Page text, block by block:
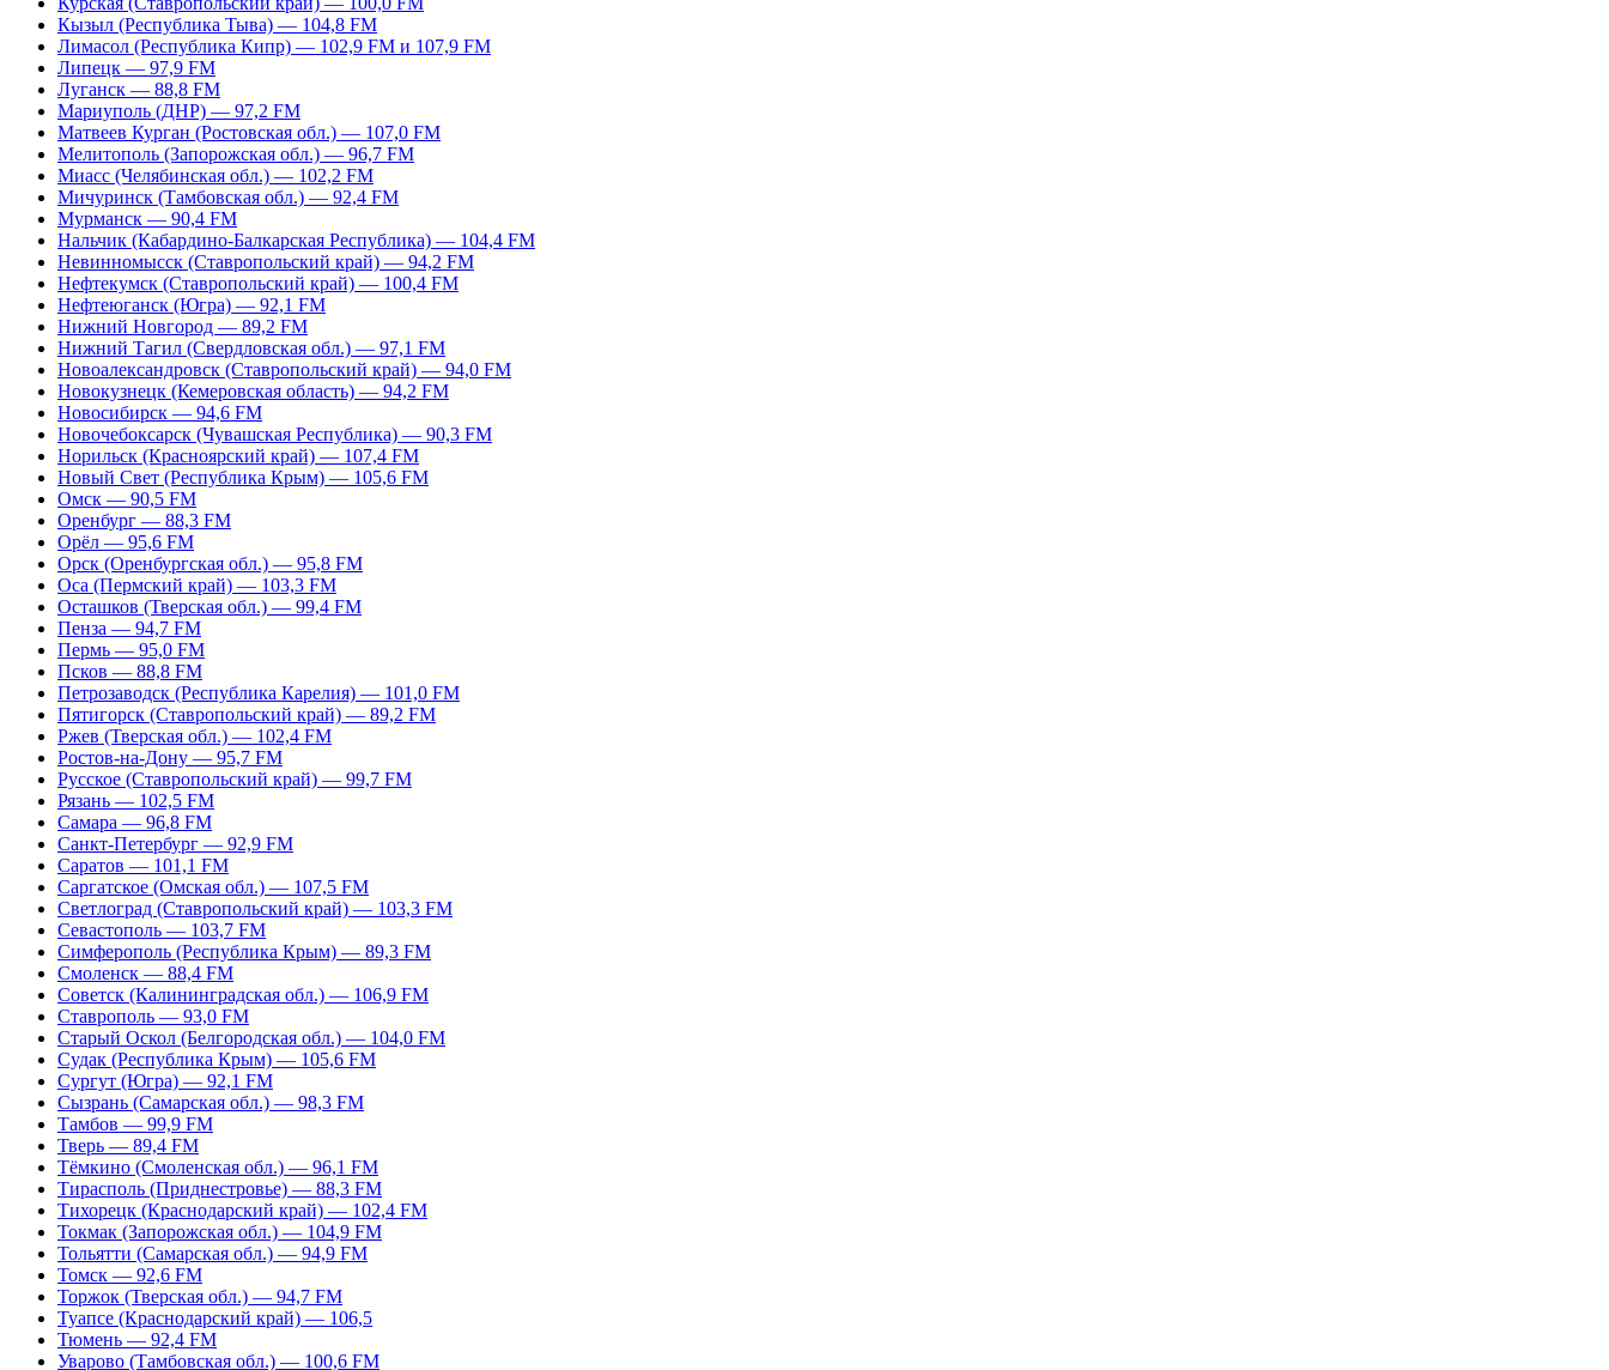
Кызыл (Республика Тыва) — 104,8 FM
Лимасол (Республика Кипр) — 102,9 FM и 107,9 FM
Липецк — 97,9 FM
Луганск — 88,8 FM
Мариуполь (ДНР) — 97,2 FM
Матвеев Курган (Ростовская обл.) — 107,0 FM
Мелитополь (Запорожская обл.) — 96,7 FM
Миасс (Челябинская обл.) — 102,2 FM
Мичуринск (Тамбовская обл.) — 92,4 FM
Мурманск — 90,4 FM
Нальчик (Кабардино-Балкарская Республика) — 104,4 FM
Невинномысск (Ставропольский край) — 94,2 FM
Нефтекумск (Ставропольский край) — 100,4 FM
Нефтеюганск (Югра) — 92,1 FM
Нижний Новгород — 89,2 FM
Нижний Тагил (Свердловская обл.) — 97,1 FM
Новоалександровск (Ставропольский край) — 94,0 FM
Новокузнецк (Кемеровская область) — 94,2 FM
Новосибирск — 94,6 FM
Новочебоксарск (Чувашская Республика) — 90,3 FM
Норильск (Красноярский край) — 107,4 FM
Новый Свет (Республика Крым) — 105,6 FM
Омск — 90,5 FM
Оренбург — 88,3 FM
Орёл — 95,6 FM
Орск (Оренбургская обл.) — 95,8 FM
Оса (Пермский край) — 103,3 FM
Осташков (Тверская обл.) — 99,4 FM
Пенза — 94,7 FM
Пермь — 95,0 FM
Псков — 88,8 FM
Петрозаводск (Республика Карелия) — 101,0 FM
Пятигорск (Ставропольский край) — 89,2 FM
Ржев (Тверская обл.) — 102,4 FM
Ростов-на-Дону — 95,7 FM
Русское (Ставропольский край) — 99,7 FM
Рязань — 102,5 FM
Самара — 96,8 FM
Санкт-Петербург — 92,9 FM
Саратов — 101,1 FM
Саргатское (Омская обл.) — 107,5 FM
Светлоград (Ставропольский край) — 103,3 FM
Севастополь — 103,7 FM
Симферополь (Республика Крым) — 89,3 FM
Смоленск — 88,4 FM
Советск (Калининградская обл.) — 106,9 FM
Ставрополь — 93,0 FM
Старый Оскол (Белгородская обл.) — 104,0 FM
Судак (Республика Крым) — 105,6 FM
Сургут (Югра) — 92,1 FM
Сызрань (Самарская обл.) — 98,3 FM
Тамбов — 99,9 FM
Тверь — 89,4 FM
Тёмкино (Смоленская обл.) — 96,1 FM
Тирасполь (Приднестровье) — 88,3 FM
Тихорецк (Краснодарский край) — 102,4 FM
Токмак (Запорожская обл.) — 104,9 FM
Тольятти (Самарская обл.) — 94,9 FM
Томск — 92,6 FM
Торжок (Тверская обл.) — 94,7 FM
Туапсе (Краснодарский край) — 106,5
Тюмень — 92,4 FM
Уварово (Тамбовская обл.) — 100,6 FM